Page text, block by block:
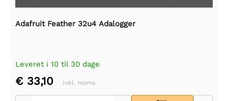
Adafruit Feather 32u4 Adalogger
Leveret i 10 til 30 dage
€ 33,10 Inkl. moms